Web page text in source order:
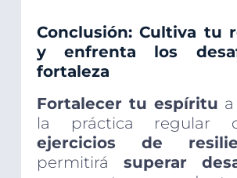
Conclusión: Cultiva tu
y enfrenta los
fortaleza
Fortalecer tu espíritu
la práctica regular
ejercicios de
permitirá superar